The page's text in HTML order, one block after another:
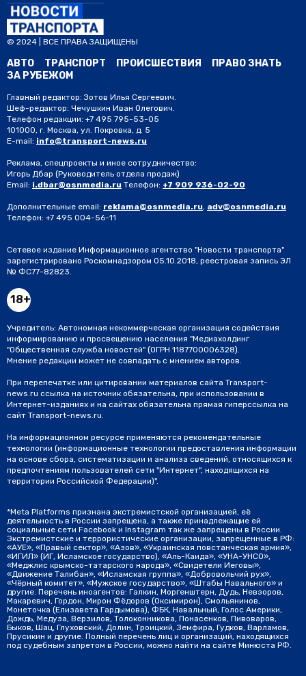
© 2024 | ВСЕ ПРАВА ЗАЩИЩЕНЫ
АВТО ТРАНСПОРТ ПРОИСШЕСТВИЯ
ПРАВО ЗНАТЬ
ЗА РУБЕЖОМ
Главный редактор: Зотов Илья Сергеевич.
Шеф-редактор: Чечушкин Иван Олегович.
Телефон редакции: +7 495 795-53-05
101000, г. Москва, ул. Покровка, д. 5
E-mail: info@transport-news.ru
Реклама, спецпроекты и иное сотрудничество:
Игорь Дбар (Руководитель отдела продаж)
Email: i.dbar@osnmedia.ru Телефон: +7 909 936-02-90
Дополнительные email: reklama@osnmedia.ru, adv@osnmedia.ru
Телефон: +7 495 004-56-11
Сетевое издание Информационное агентство "Новости транспорта"
зарегистрировано Роскомнадзором 05.10.2018, реестровая запись ЭЛ
№ ФС77-82823.
18+
Учредитель: Автономная некоммерческая организация содействия
информированию и просвещению населения "Медиахолдинг
"Общественная служба новостей" (ОГРН 1187700006328).
Мнение редакции может не совпадать с мнением авторов.
При перепечатке или цитировании материалов сайта Transport-
news.ru ссылка на источник обязательна, при использовании в
Интернет-изданиях и на сайтах обязательна прямая гиперссылка на
сайт Transport-news.ru.
На информационном ресурсе применяются рекомендательные
технологии (информационные технологии предоставления информации
на основе сбора, систематизации и анализа сведений, относящихся к
предпочтениям пользователей сети "Интернет", находящихся на
территории Российской Федерации)".
*Meta Platforms признана экстремистской организацией, её
деятельность в России запрещена, а также принадлежащие ей
социальные сети Facebook и Instagram так же запрещены в России.
Экстремистские и террористические организации, запрещенные в РФ:
«АУЕ», «Правый сектор», «Азов», «Украинская повстанческая армия»,
«ИГИЛ» (ИГ, Исламское государство), «Аль-Каида», «УНА-УНСО»,
«Меджлис крымско-татарского народа», «Свидетели Иеговы»,
«Движение Талибан», «Исламская группа», «Добровольчий рух»,
«Чёрный комитет», «Мужское государство», «Штабы Навального» и
другие. Перечень иноагентов: Галкин, Моргенштерн, Дудь, Невзоров,
Макаревич, Гордон, Мирон Фёдоров (Оксимирон), Смольянинов,
Монеточка (Елизавета Гардымова), ФБК, Навальный, Голос Америки,
Дождь, Медуза, Верзилов, Толоконникова, Понасенков, Пивоваров,
Быков, Шац, Глуховский, Долин, Троицкий, Земфира, Гудков, Варламов,
Прусикин и другие. Полный перечень лиц и организаций, находящихся
под судебным запретом в России, можно найти на сайте Минюста РФ.